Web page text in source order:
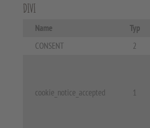
DIVI
Name Typ
CONSENT
2
cookie_notice_accepted 1